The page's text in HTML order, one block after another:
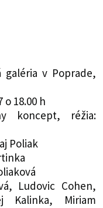
galéria v Poprade,
o 18.00 h
koncept, réžia:
Poliak
Ludovic Cohen,
Kalinka, Miriam